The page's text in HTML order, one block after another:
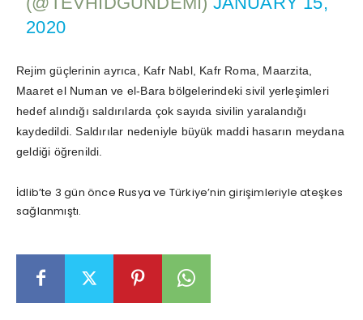
2020
Rejim güçlerinin ayrıca, Kafr Nabl, Kafr Roma, Maarzita,
Maaret el Numan ve el-Bara bölgelerindeki sivil yerleşimleri
hedef alındığı saldırılarda çok sayıda sivilin yaralandığı
kaydedildi. Saldırılar nedeniyle büyük maddi hasarın meydana
geldiği öğrenildi.
İdlib’te 3 gün önce Rusya ve Türkiye’nin girişimleriyle ateşkes
sağlanmıştı.